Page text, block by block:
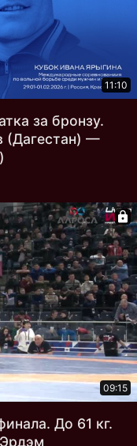
11:10
за бронзу.
(Дагестан) —
09:15
До 61 кг.